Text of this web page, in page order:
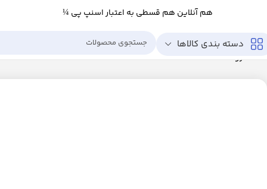
هم آنلاین هم قسطی به اعتبار اسنپ پی ¼
دسته بندی کالاها
فروشگاه